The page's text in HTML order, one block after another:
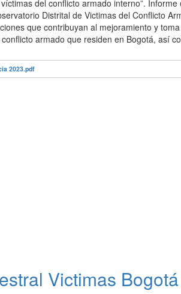
del conflicto armado interno”.
Distrital de Victimas del Conflicto
que contribuyan al mejoramiento y
armado que residen en Bogotá, así
2023.pdf
Victimas